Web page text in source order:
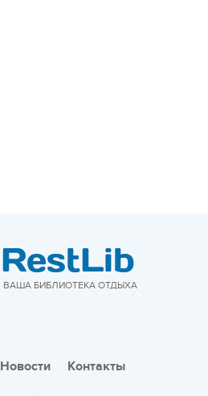
ВАША БИБЛИОТЕКА ОТДЫХА
Новости Контакты